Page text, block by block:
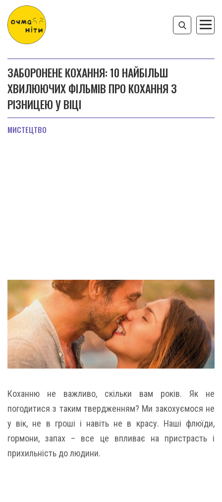
ЗАБОРОНЕНЕ КОХАННЯ: 10 НАЙБІЛЬШ
ХВИЛЮЮЧИХ ФІЛЬМІВ ПРО КОХАННЯ З
РІЗНИЦЕЮ У ВІЦІ
МИСТЕЦТВО
Коханню не важливо, скільки вам років. Як не
погодитися з таким твердженням? Ми закохуємося не
у вік, не в гроші і навіть не в красу. Наші флюїди,
гормони, запах – все це впливає на пристрасть і
прихильність до людини.